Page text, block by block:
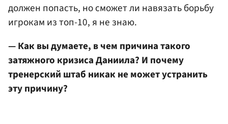
должен попасть, но сможет ли навязать борьбу
игрокам из топ-10, я не знаю.
— Как вы думаете, в чем причина такого
затяжного кризиса Даниила? И почему
тренерский штаб никак не может устранить
эту причину?